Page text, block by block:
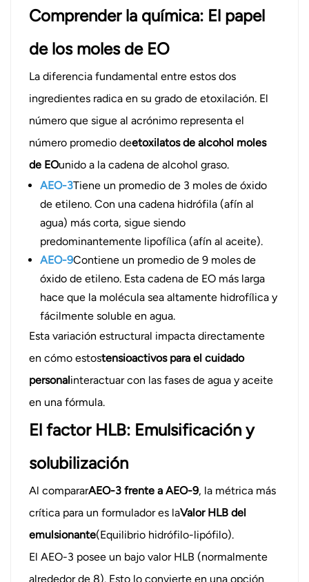
Comprender la química: El papel
de los moles de EO
La diferencia fundamental entre estos dos
ingredientes radica en su grado de etoxilación. El
número que sigue al acrónimo representa el
número promedio deetoxilatos de alcohol moles
de EOunido a la cadena de alcohol graso.
AEO-3Tiene un promedio de 3 moles de óxido
de etileno. Con una cadena hidrófila (afín al
agua) más corta, sigue siendo
predominantemente lipofílica (afín al aceite).
AEO-9Contiene un promedio de 9 moles de
óxido de etileno. Esta cadena de EO más larga
hace que la molécula sea altamente hidrofílica y
fácilmente soluble en agua.
Esta variación estructural impacta directamente
en cómo estostensioactivos para el cuidado
personalinteractuar con las fases de agua y aceite
en una fórmula.
El factor HLB: Emulsificación y
solubilización
Al compararAEO-3 frente a AEO-9, la métrica más
crítica para un formulador es laValor HLB del
emulsionante(Equilibrio hidrófilo-lipófilo).
El AEO-3 posee un bajo valor HLB (normalmente
alrededor de 8). Esto lo convierte en una opción